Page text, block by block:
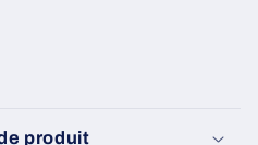
produit